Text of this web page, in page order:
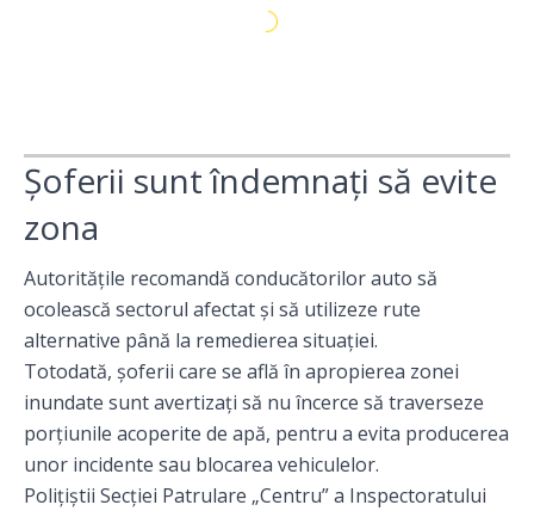
Șoferii sunt îndemnați să evite
zona
Autoritățile recomandă conducătorilor auto să
ocolească sectorul afectat și să utilizeze rute
alternative până la remedierea situației.
Totodată, șoferii care se află în apropierea zonei
inundate sunt avertizați să nu încerce să traverseze
porțiunile acoperite de apă, pentru a evita producerea
unor incidente sau blocarea vehiculelor.
Polițiștii Secției Patrulare „Centru” a Inspectoratului